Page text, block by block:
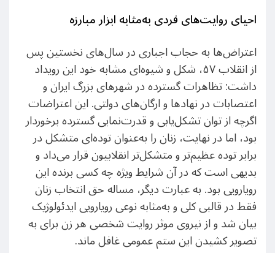
احیای روایت‌های فردی به‌مثابه ابزار مبارزه
اعتراض‌ها به حجاب اجباری در سال‌های نخستین پس
از انقلاب ۵۷، شکل و شیوه‌ای مشابه خود این رویداد
داشت: تظاهرات گسترده در شهرهای بزرگ ایران و
اعتصابات در نهادها و ارگان‌های دولتی. این اعتراضات
اگرچه از توان تشکل‌یابی و قدرت‌نمایی گسترده برخوردار
بود، اما در نهایت، زنان را به‌عنوان توده‌ای متشکل در
برابر توده عظیم‌تر و متشکل‌تر انقلابیون قرار می‌داد و
بدیهی است که در آن شرایط ویژه چه کسی برنده این
رویارویی بود. به عبارت دیگر، مساله حق انتخاب زنان
فقط در قالبی کلی و به‌مثابه نوعی رویارویی ایدئولوژیک
بیان شد و از نیروی موثر روایت شخصی هر زن برای به
تصویر کشیدن این ستم عمومی غافل ماند.